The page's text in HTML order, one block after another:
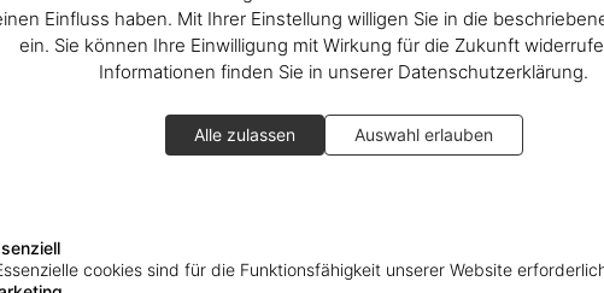
Einfluss haben. Mit Ihrer Einstellung willigen Sie in die
ein. Sie können Ihre Einwilligung mit Wirkung für die Zukunft
Informationen finden Sie in unserer Datenschutzerklärung.
Alle zulassen Auswahl erlauben
cookies sind für die Funktionsfähigkeit unserer Website